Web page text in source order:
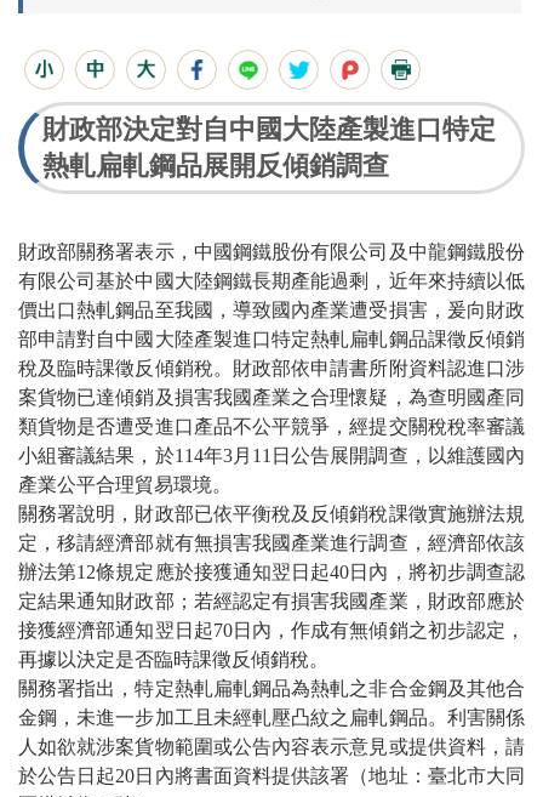
財政部決定對自中國大陸產製進口特定
熱軋扁軋鋼品展開反傾銷調查
財政部關務署表示，中國鋼鐵股份有限公司及中龍鋼鐵股份
有限公司基於中國大陸鋼鐵長期產能過剩，近年來持續以低
價出口熱軋鋼品至我國，導致國內產業遭受損害，爰向財政
部申請對自中國大陸產製進口特定熱軋扁軋鋼品課徵反傾銷
稅及臨時課徵反傾銷稅。財政部依申請書所附資料認進口涉
案貨物已達傾銷及損害我國產業之合理懷疑，為查明國產同
類貨物是否遭受進口產品不公平競爭，經提交關稅稅率審議
小組審議結果，於114年3月11日公告展開調查，以維護國內
產業公平合理貿易環境。
關務署說明，財政部已依平衡稅及反傾銷稅課徵實施辦法規
定，移請經濟部就有無損害我國產業進行調查，經濟部依該
辦法第12條規定應於接獲通知翌日起40日內，將初步調查認
定結果通知財政部；若經認定有損害我國產業，財政部應於
接獲經濟部通知翌日起70日內，作成有無傾銷之初步認定，
再據以決定是否臨時課徵反傾銷稅。
關務署指出，特定熱軋扁軋鋼品為熱軋之非合金鋼及其他合
金鋼，未進一步加工且未經軋壓凸紋之扁軋鋼品。利害關係
人如欲就涉案貨物範圍或公告內容表示意見或提供資料，請
於公告日起20日內將書面資料提供該署（地址：臺北市大同